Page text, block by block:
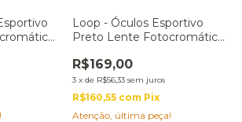
Loop - Óculos Esportivo
Preto Lente Fotocromática
R$169,00
3 x de R$56,33 sem juros
R$160,55 com Pix
Atenção, última peça!